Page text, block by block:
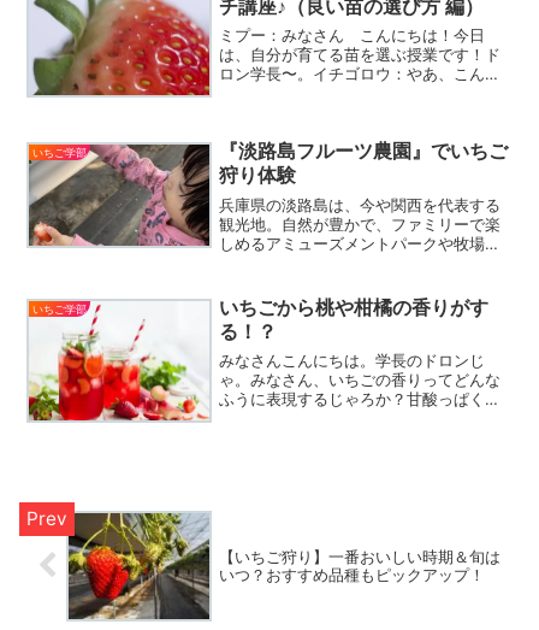
チ講座♪（良い苗の選び方 編）
ミプー：みなさん こんにちは！今日
は、自分が育てる苗を選ぶ授業です！ド
ロン学長〜。イチゴロウ：やあ、こんに
へ〜違いがあるの？見分けられ...
いちご学部
『淡路島フルーツ農園』でいちご
狩り体験
兵庫県の淡路島は、今や関西を代表する
観光地。自然が豊かで、ファミリーで楽
しめるアミューズメントパークや牧場な
んと100%以上なんですよ！そんな淡路島
は、冬から春にかけて...
いちご学部
いちごから桃や柑橘の香りがす
る！？
みなさんこんにちは。学長のドロンじ
ゃ。みなさん、いちごの香りってどんな
ふうに表現するじゃろか？甘酸っぱくて
【いちご狩り】一番おいしい時期＆旬は
いつ？おすすめ品種もピックアップ！